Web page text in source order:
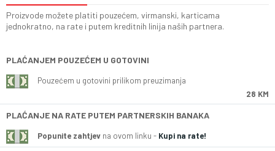
Proizvode možete platiti pouzećem, virmanski, karticama
jednokratno, na rate i putem kreditnih linija naših partnera.
PLAĆANJEM POUZEĆEM U GOTOVINI
Pouzećem u gotovini prilikom preuzimanja
28 KM
PLAĆANJE NA RATE PUTEM PARTNERSKIH BANAKA
Popunite zahtjev na ovom linku - Kupi na rate!